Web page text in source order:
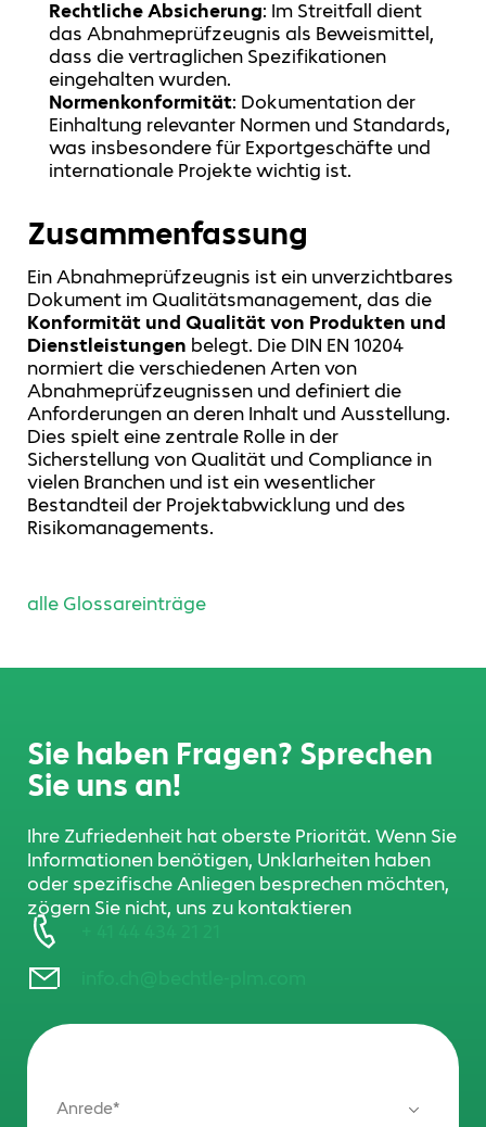
Rechtliche Absicherung: Im Streitfall dient
das Abnahmeprüfzeugnis als Beweismittel,
dass die vertraglichen Spezifikationen
eingehalten wurden.
Normenkonformität: Dokumentation der
Einhaltung relevanter Normen und Standards,
was insbesondere für Exportgeschäfte und
internationale Projekte wichtig ist.
Zusammenfassung
Ein Abnahmeprüfzeugnis ist ein unverzichtbares
Dokument im Qualitätsmanagement, das die
Konformität und Qualität von Produkten und
Dienstleistungen belegt. Die DIN EN 10204
normiert die verschiedenen Arten von
Abnahmeprüfzeugnissen und definiert die
Anforderungen an deren Inhalt und Ausstellung.
Dies spielt eine zentrale Rolle in der
Sicherstellung von Qualität und Compliance in
vielen Branchen und ist ein wesentlicher
Bestandteil der Projektabwicklung und des
Risikomanagements.
alle Glossareinträge
Sie haben Fragen? Sprechen
Sie uns an!
Ihre Zufriedenheit hat oberste Priorität. Wenn Sie
Informationen benötigen, Unklarheiten haben
oder spezifische Anliegen besprechen möchten,
zögern Sie nicht, uns zu kontaktieren
Anrede